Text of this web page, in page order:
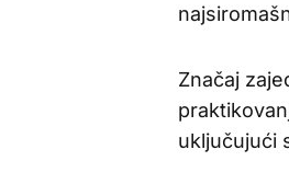
Značaj
uključujući